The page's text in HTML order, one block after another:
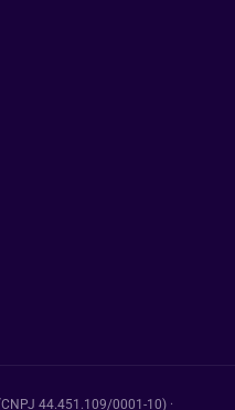
44.451.109/0001-10) ·